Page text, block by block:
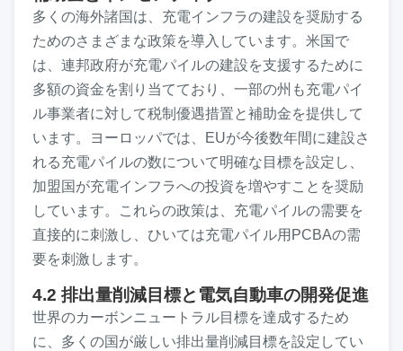
多くの海外諸国は、充電インフラの建設を奨励する
ためのさまざまな政策を導入しています。米国で
は、連邦政府が充電パイルの建設を支援するために
多額の資金を割り当てており、一部の州も充電パイ
ル事業者に対して税制優遇措置と補助金を提供して
います。ヨーロッパでは、EUが今後数年間に建設さ
れる充電パイルの数について明確な目標を設定し、
加盟国が充電インフラへの投資を増やすことを奨励
しています。これらの政策は、充電パイルの需要を
直接的に刺激し、ひいては充電パイル用PCBAの需
要を刺激します。
4.2 排出量削減目標と電気自動車の開発促進
世界のカーボンニュートラル目標を達成するため
に、多くの国が厳しい排出量削減目標を設定してい